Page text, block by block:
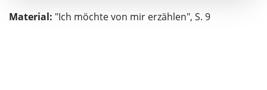
Material: "Ich möchte von mir erzählen", S. 9